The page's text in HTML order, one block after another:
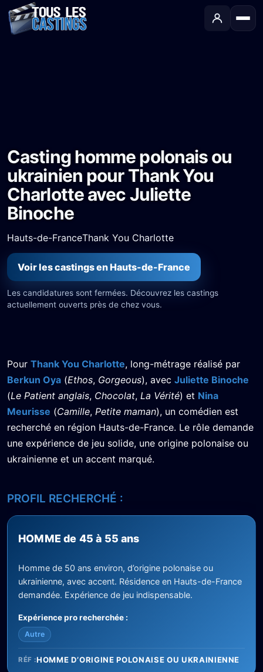
Casting homme polonais ou
ukrainien pour Thank You
Charlotte avec Juliette
Binoche
Hauts-de-FranceThank You Charlotte
Voir les castings en Hauts-de-France
Les candidatures sont fermées. Découvrez les castings
actuellement ouverts près de chez vous.
Pour Thank You Charlotte, long-métrage réalisé par
Berkun Oya (Ethos, Gorgeous), avec Juliette Binoche
(Le Patient anglais, Chocolat, La Vérité) et Nina
Meurisse (Camille, Petite maman), un comédien est
recherché en région Hauts-de-France. Le rôle demande
une expérience de jeu solide, une origine polonaise ou
ukrainienne et un accent marqué.
PROFIL RECHERCHÉ :
HOMME de 45 à 55 ans
Homme de 50 ans environ, d’origine polonaise ou
ukrainienne, avec accent. Résidence en Hauts-de-France
demandée. Expérience de jeu indispensable.
Expérience pro recherchée :
Autre
RÉF :HOMME D’ORIGINE POLONAISE OU UKRAINIENNE